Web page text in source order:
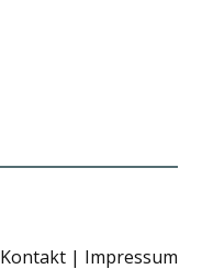
| Impressum
Kontakt